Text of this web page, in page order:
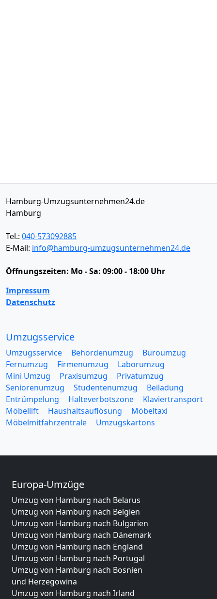
Hamburg-Umzugsunternehmen24.de
Hamburg
Tel.: 040-573092885
E-Mail: info@hamburg-umzugsunternehmen24.de
Öffnungszeiten: Mo - Sa: 09:00 - 18:00 Uhr
Impressum
Datenschutz
Umzugsservice
Umzugsservice Behördenumzug
Büroumzug
Fernumzug
Firmenumzug
Laborumzug
Mini Umzug
Praxisumzug
Privatumzug
Seniorenumzug
Studentenumzug
Beiladung
Entrümpelung
Halteverbotszone
Klaviertransport
Möbellift
Haushaltsauflösung
Möbeltaxi
Möbelmitfahrzentrale
Umzugskartons
Europa-Umzüge
Umzug von Hamburg nach Belarus
Umzug von Hamburg nach Belgien
Umzug von Hamburg nach Bulgarien
Umzug von Hamburg nach Dänemark
Umzug von Hamburg nach England
Umzug von Hamburg nach Portugal
Umzug von Hamburg nach Bosnien
und Herzegowina
Umzug von Hamburg nach Irland